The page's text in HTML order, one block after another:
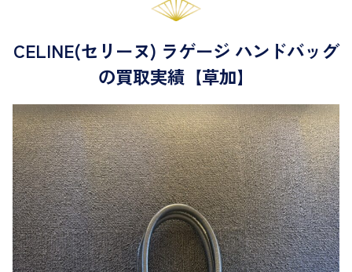
CELINE(セリーヌ) ラゲージ ハンドバッグ
の買取実績【草加】